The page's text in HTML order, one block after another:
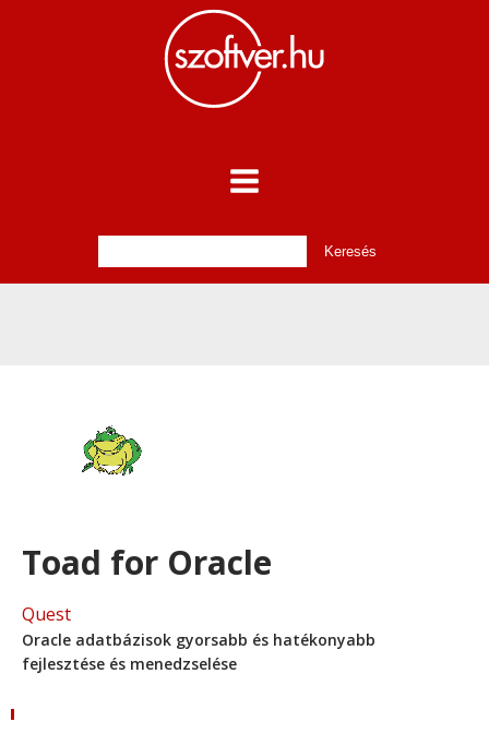
Toad for Oracle
Quest
Oracle adatbázisok gyorsabb és hatékonyabb
fejlesztése és menedzselése